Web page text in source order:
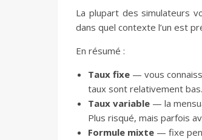
La plupart des simulateurs
dans quel contexte l’un est
En résumé :
Taux fixe — vous
taux sont relativement bas.
Taux variable — la
Plus risqué, mais parfois
Formule mixte — fixe